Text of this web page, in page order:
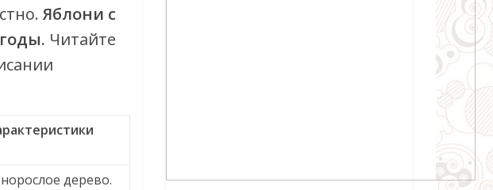
Яблони с
Читайте
дерево.